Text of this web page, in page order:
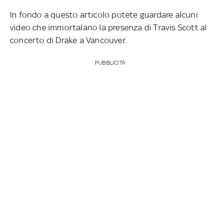
In fondo a questo articolo potete guardare alcuni
video che immortalano la presenza di Travis Scott al
concerto di Drake a Vancouver.
PUBBLICITÀ